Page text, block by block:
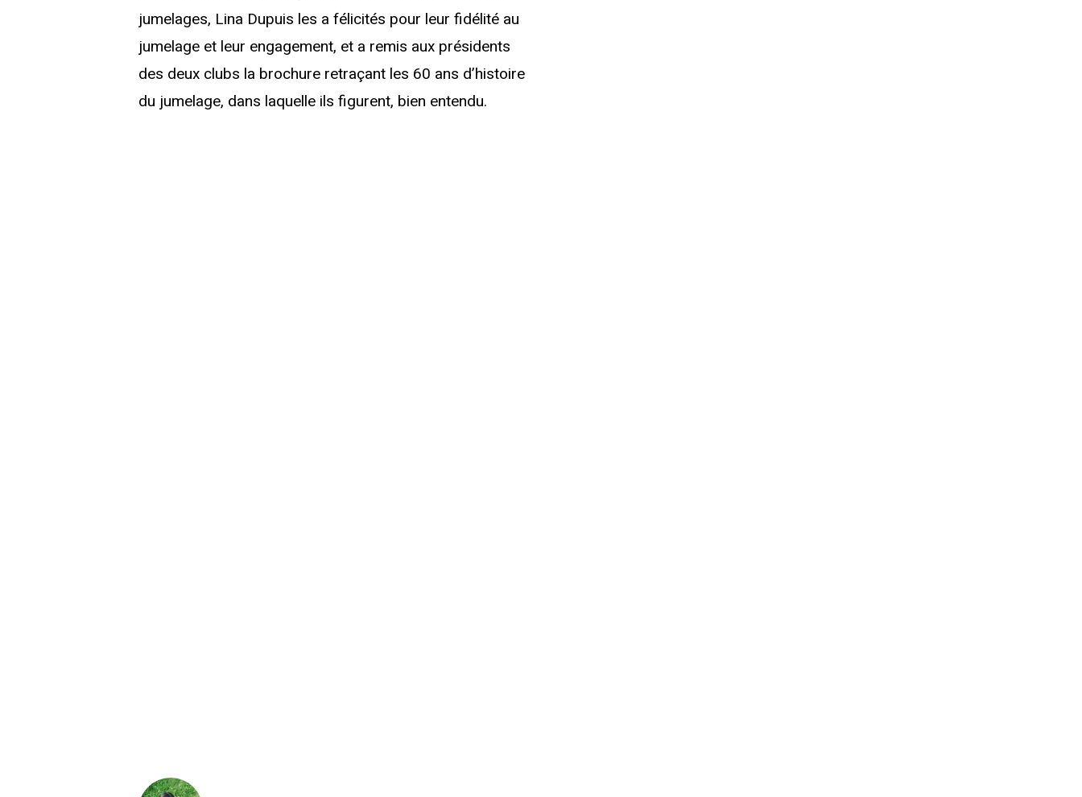
jumelages, Lina Dupuis les a félicités pour leur fidélité au
jumelage et leur engagement, et a remis aux présidents
des deux clubs la brochure retraçant les 60 ans d’histoire
du jumelage, dans laquelle ils figurent, bien entendu.